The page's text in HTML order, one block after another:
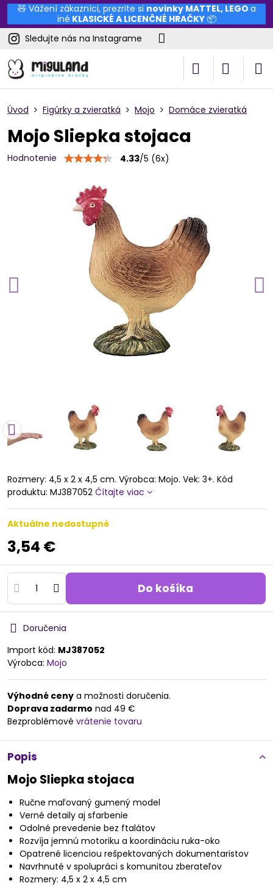
🧸 Vážení zákazníci, prezrite si novinky MATTEL, LEGO a
iné KLASICKÉ A LICENČNÉ HRAČKY📦
Sledujte nás na Instagrame
Úvod Figúrky a zvieratká Mojo Domáce zvieratká
Mojo Sliepka stojaca
Hodnotenie 4.33/5 (6x)
Rozmery: 4,5 x 2 x 4,5 cm. Výrobca: Mojo. Vek: 3+. Kód
produktu: MJ387052 Čítajte viac
Aktuálne nedostupné
3,54 €
Do košíka
Doručenia
Import kód: MJ387052
Výrobca: Mojo
Výhodné ceny a možnosti doručenia.
Doprava zadarmo nad 49 €
Bezproblémové vrátenie tovaru
Popis
Mojo Sliepka stojaca
Ručne maľovaný gumený model
Verné detaily aj sfarbenie
Odolné prevedenie bez ftalátov
Rozvíja jemnú motoriku a koordináciu ruka-oko
Opatrené licenciou rešpektovaných dokumentaristov
Navrhnuté v spolupráci s komunitou zberateľov
Rozmery: 4,5 x 2 x 4,5 cm